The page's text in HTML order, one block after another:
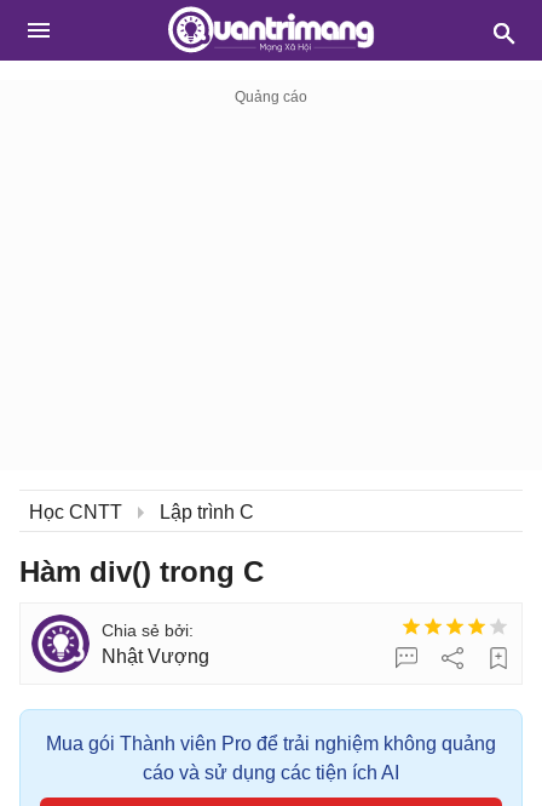
Học CNTT Lập trình C
Hàm div() trong C
Nhật Vượng
Mua gói Thành viên Pro để trải nghiệm không quảng
cáo và sử dụng các tiện ích AI